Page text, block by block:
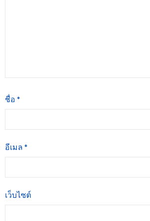
ชื่อ *
อีเมล *
เว็บไซต์